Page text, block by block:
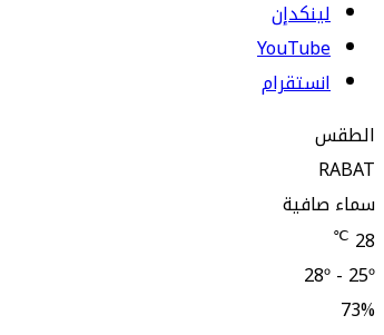
لينكدإن
‫YouTube
انستقرام
الطقس
RABAT
سماء صافية
28
℃
28º - 25º
73%